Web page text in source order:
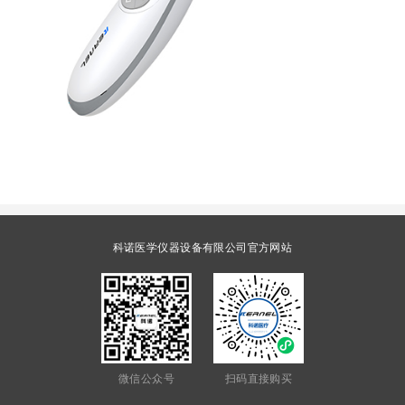
科诺医学仪器设备有限公司官方网站
微信公众号 扫码直接购买